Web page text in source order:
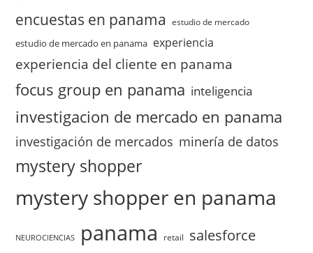
encuestas en panama estudio de mercado
estudio de mercado en panama experiencia
experiencia del cliente en panama
focus group en panama inteligencia
investigacion de mercado en panama
investigación de mercados minería de datos
mystery shopper
mystery shopper en panama
NEUROCIENCIAS panama retail salesforce